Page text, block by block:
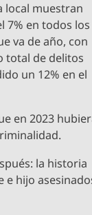
local muestran
7% en todos los
va de año, con
total de delitos
un 12% en el
en 2023
la historia
e hijo